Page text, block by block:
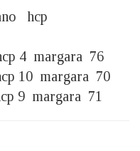
hcp
4 margara 76
10 margara 70
9 margara 71